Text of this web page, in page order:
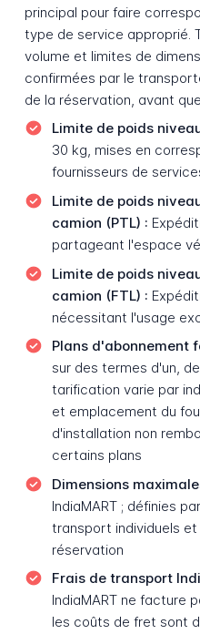
principal pour faire
type de service approprié.
volume et limites de
confirmées par le
de la réservation, avant
Limite de poids
30 kg, mises en
fournisseurs de
Limite de poids
camion (PTL) :
partageant l'espace
Limite de poids
camion (FTL) :
nécessitant l'usage
Plans d'abonnement
sur des termes d'un,
tarification varie par
et emplacement du
d'installation non
certains plans
Dimensions
IndiaMART ; définies
transport individuels
réservation
Frais de transport
IndiaMART ne facture
les coûts de fret sont